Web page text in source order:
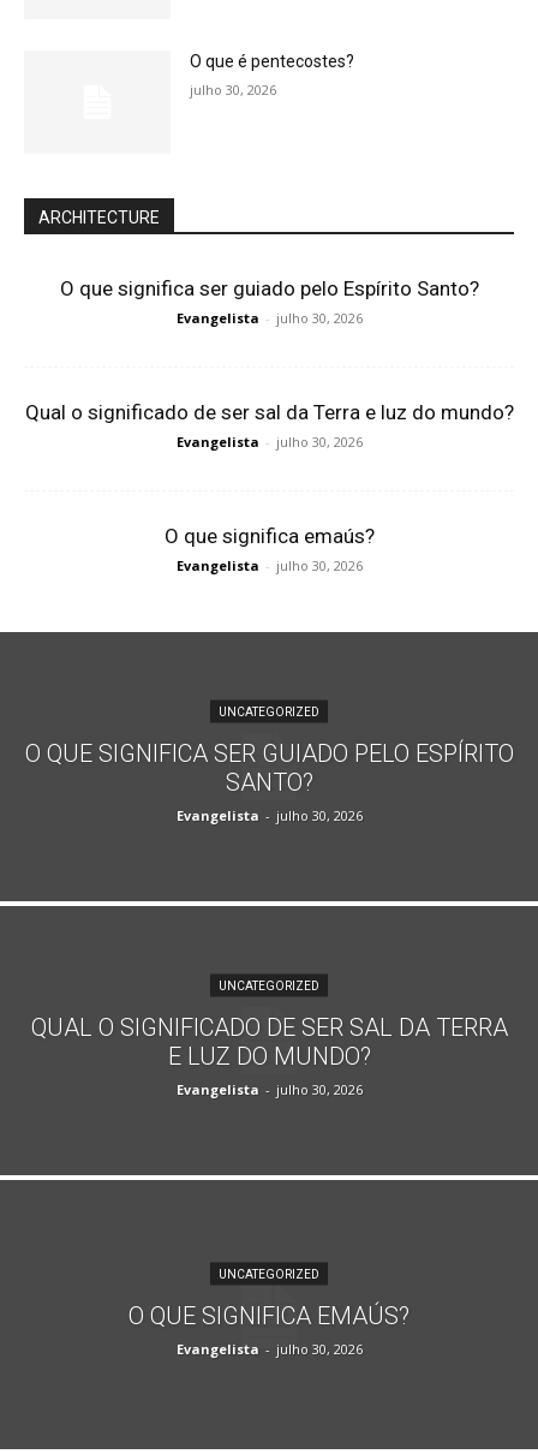
O que é pentecostes?
julho 30, 2026
ARCHITECTURE
O que significa ser guiado pelo Espírito Santo?
Evangelista - julho 30, 2026
Qual o significado de ser sal da Terra e luz do mundo?
Evangelista - julho 30, 2026
O que significa emaús?
Evangelista - julho 30, 2026
UNCATEGORIZED
O QUE SIGNIFICA SER GUIADO PELO ESPÍRITO
SANTO?
Evangelista - julho 30, 2026
UNCATEGORIZED
QUAL O SIGNIFICADO DE SER SAL DA TERRA
E LUZ DO MUNDO?
Evangelista - julho 30, 2026
UNCATEGORIZED
O QUE SIGNIFICA EMAÚS?
Evangelista - julho 30, 2026